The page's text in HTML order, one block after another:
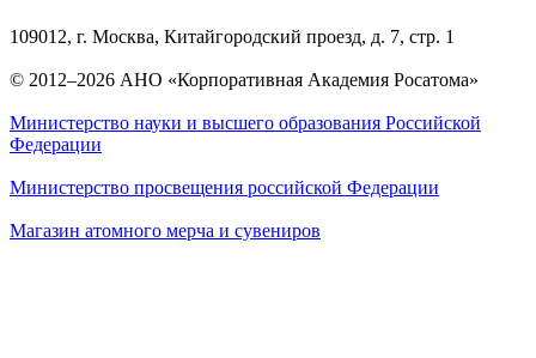
109012, г. Москва, Китайгородский проезд, д. 7, стр. 1
© 2012–2026 АНО «Корпоративная Академия Росатома»
Министерство науки и высшего образования Российской
Федерации
Министерство просвещения российской Федерации
Магазин атомного мерча и сувениров